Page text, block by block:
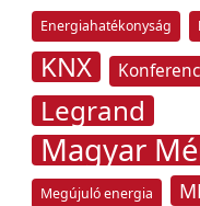
Energiahatékonyság
KNX
Legrand
Magyar
Megújuló energia